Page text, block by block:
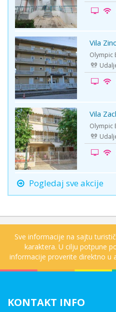
-5% Vila
Olympic
First Minute Vila
Olympic
Pogledaj sve akcije
Sve informacije na sajtu
karaktera. U cilju potpune
informacije proverite direktno u
KONTAKT INFO